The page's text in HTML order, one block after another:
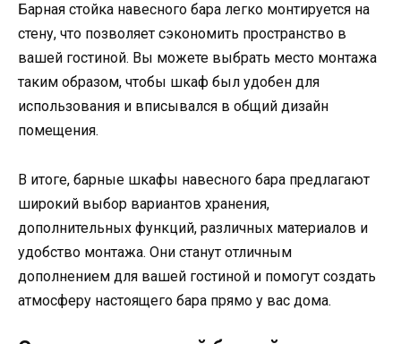
Барная стойка навесного бара легко монтируется на
стену, что позволяет сэкономить пространство в
вашей гостиной. Вы можете выбрать место монтажа
таким образом, чтобы шкаф был удобен для
использования и вписывался в общий дизайн
помещения.
В итоге, барные шкафы навесного бара предлагают
широкий выбор вариантов хранения,
дополнительных функций, различных материалов и
удобство монтажа. Они станут отличным
дополнением для вашей гостиной и помогут создать
атмосферу настоящего бара прямо у вас дома.